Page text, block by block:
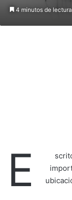
4 minutos de lectura
E